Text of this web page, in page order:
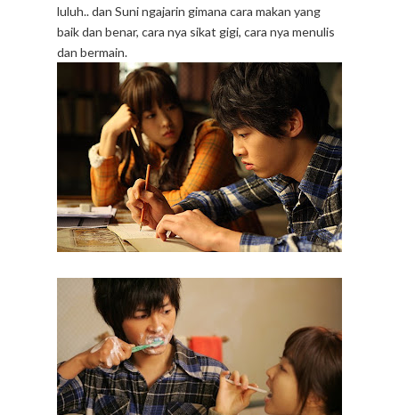
luluh.. dan Suni ngajarin gimana cara makan yang
baik dan benar, cara nya sikat gigi, cara nya menulis
dan bermain.